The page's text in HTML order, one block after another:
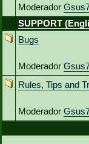
Moderador
SUPPORT
Bugs
Moderador
Rules, Tips and
Moderador